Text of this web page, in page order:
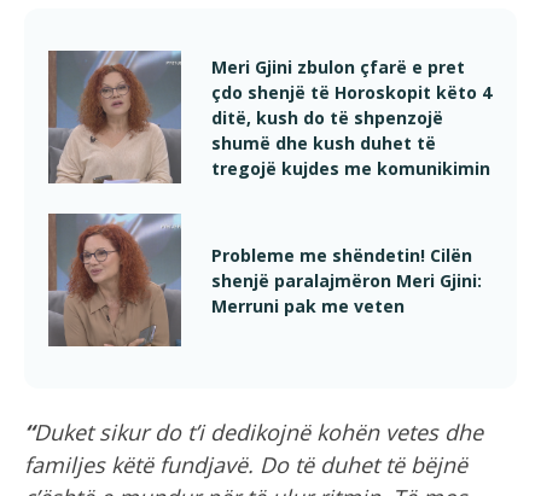
Meri Gjini zbulon çfarë e pret
çdo shenjë të Horoskopit këto 4
ditë, kush do të shpenzojë
shumë dhe kush duhet të
tregojë kujdes me komunikimin
Probleme me shëndetin! Cilën
shenjë paralajmëron Meri Gjini:
Merruni pak me veten
“Duket sikur do t’i dedikojnë kohën vetes dhe
familjes këtë fundjavë. Do të duhet të bëjnë